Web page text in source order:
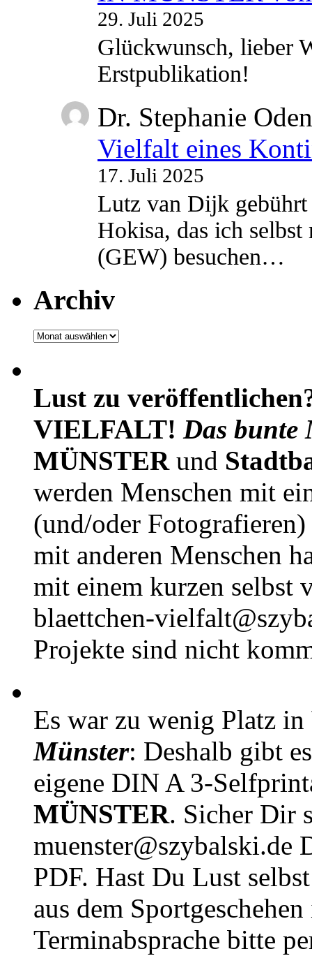
29. Juli 2025
Glückwunsch, lieber
Erstpublikation!
Dr. Stephanie
Vielfalt eines
17. Juli 2025
Lutz van Dijk
Hokisa, das ich
(GEW) besuchen…
Archiv
Archiv
Lust zu
VIELFALT! Das bunte
MÜNSTERund
werden Menschen mit
(und/oder
mit anderen Menschen
mit einem kurzen selbst
blaettchen-
Projekte sind nicht
Es war zu wenig Platz in
Münster: Deshalb gibt
eigene DIN A 3-
MÜNSTER. Sicher Dir
muenster@szybalski.de
PDF. Hast Du Lust
aus dem
Terminabsprache bitte